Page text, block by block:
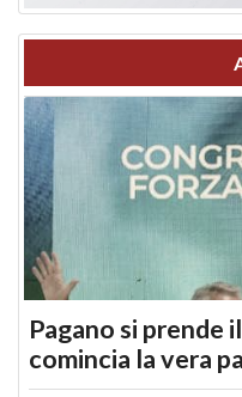
Pagano si prende
comincia la vera